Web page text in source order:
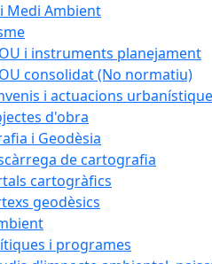
Medi Ambient
i instruments planejament
consolidat (No normatiu)
i actuacions
d'obra
i Geodèsia
de cartografia
cartogràfics
geodèsics
i programes